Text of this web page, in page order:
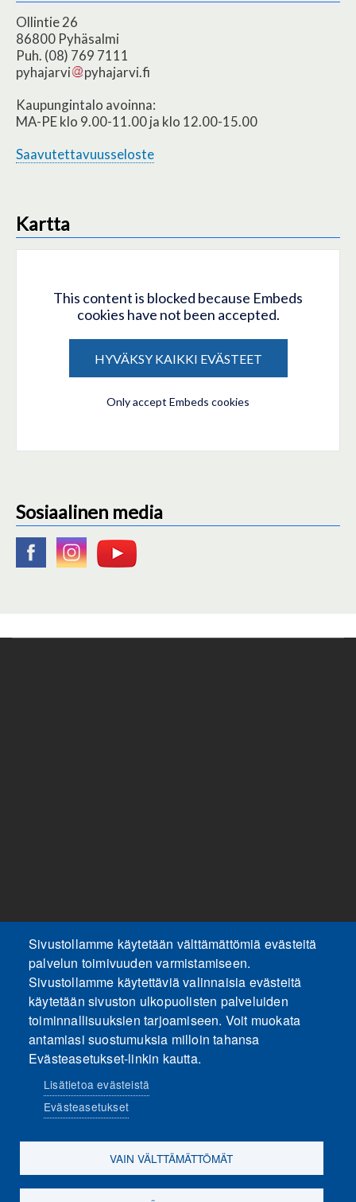
Ollintie 26
86800 Pyhäsalmi
Puh. (08) 769 7111
pyhajarvi
pyhajarvi.fi
Kaupungintalo avoinna:
MA-PE klo 9.00-11.00 ja klo 12.00-15.00
Saavutettavuusseloste
Kartta
This content is blocked because Embeds
cookies have not been accepted.
HYVÄKSY KAIKKI EVÄSTEET
Only accept Embeds cookies
Sosiaalinen media
Sivustollamme käytetään välttämättömiä evästeitä
palvelun toimivuuden varmistamiseen.
Sivustollamme käytettäviä valinnaisia evästeitä
käytetään sivuston ulkopuolisten palveluiden
toiminnallisuuksien tarjoamiseen. Voit muokata
antamiasi suostumuksia milloin tahansa
Evästeasetukset-linkin kautta.
Lisätietoa evästeistä
Evästeasetukset
VAIN VÄLTTÄMÄTTÖMÄT